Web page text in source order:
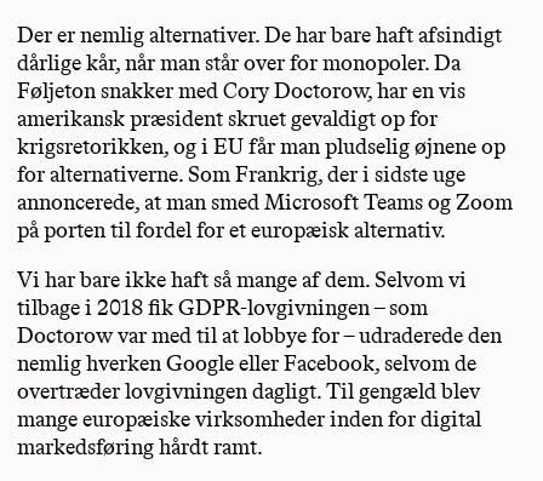
Der er nemlig alternativer. De har bare haft afsindigt
dårlige kår, når man står over for monopoler. Da
Føljeton snakker med Cory Doctorow, har en vis
amerikansk præsident skruet gevaldigt op for
krigsretorikken, og i EU får man pludselig øjnene op
for alternativerne. Som Frankrig, der i sidste uge
annoncerede, at man smed Microsoft Teams og Zoom
på porten til fordel for et europæisk alternativ.
Vi har bare ikke haft så mange af dem. Selvom vi
tilbage i 2018 fik GDPR-lovgivningen – som
Doctorow var med til at lobbye for – udraderede den
nemlig hverken Google eller Facebook, selvom de
overtræder lovgivningen dagligt. Til gengæld blev
mange europæiske virksomheder inden for digital
markedsføring hårdt ramt.